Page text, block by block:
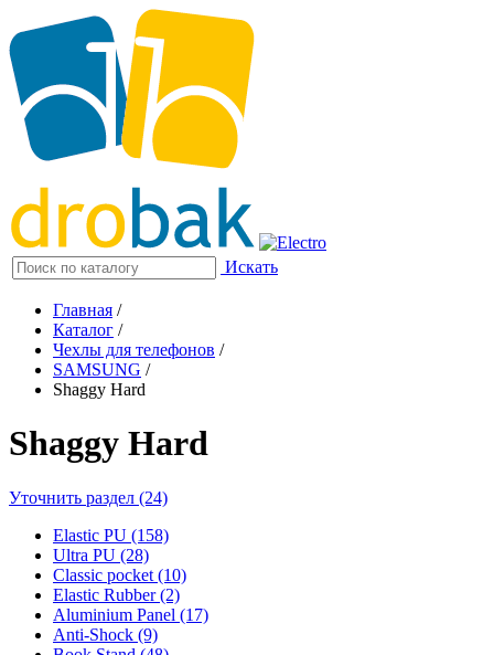
Искать
Главная /
Каталог /
Чехлы для телефонов /
SAMSUNG /
Shaggy Hard
Shaggy Hard
Уточнить раздел (24)
Elastic PU (158)
Ultra PU (28)
Classic pocket (10)
Elastic Rubber (2)
Aluminium Panel (17)
Anti-Shock (9)